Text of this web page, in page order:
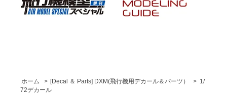
ホーム > [Decal ＆ Parts] DXM(飛行機用デカール＆パーツ） > 1/
72デカール